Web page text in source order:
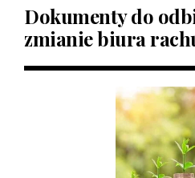
Dokumenty do
zmianie biura